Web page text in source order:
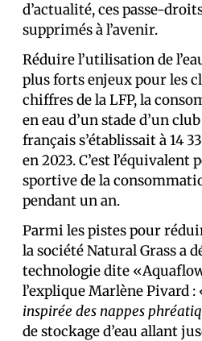
d’actualité, ces passe-
supprimés à l’avenir.
Réduire l’utilisation de
plus forts enjeux pour les
chiffres de la LFP, la
en eau d’un stade d’un
français s’établissait à 14
en 2023. C’est
sportive de la
pendant un an.
Parmi les pistes pour
la société Natural Grass a
technologie dite
l’explique Marlène Pivard :
inspirée des nappes
de stockage d’eau allant